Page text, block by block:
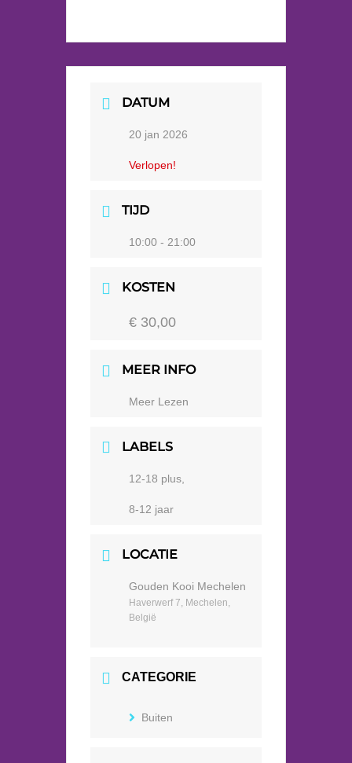
DATUM
20 jan 2026
Verlopen!
TIJD
10:00 - 21:00
KOSTEN
€ 30,00
MEER INFO
Meer Lezen
LABELS
12-18 plus,
8-12 jaar
LOCATIE
Gouden Kooi Mechelen
Haverwerf 7, Mechelen,
België
CATEGORIE
Buiten